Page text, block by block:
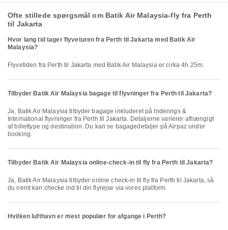
Ofte stillede spørgsmål om Batik Air Malaysia-fly fra Perth
til Jakarta
Hvor lang tid tager flyveturen fra Perth til Jakarta med Batik Air
Malaysia?
Flyvetiden fra Perth til Jakarta med Batik Air Malaysia er cirka 4h 25m.
Tilbyder Batik Air Malaysia bagage til flyvninger fra Perth til Jakarta?
Ja, Batik Air Malaysia tilbyder bagage inkluderet på Indenrigs &
International flyvninger fra Perth til Jakarta. Detaljerne varierer afhængigt
af billettype og destination. Du kan se bagagedetaljer på Airpaz under
booking.
Tilbyder Batik Air Malaysia online-check-in til fly fra Perth til Jakarta?
Ja, Batik Air Malaysia tilbyder online check-in til fly fra Perth til Jakarta, så
du nemt kan checke ind til din flyrejse via vores platform.
Hvilken lufthavn er mest populær for afgange i Perth?